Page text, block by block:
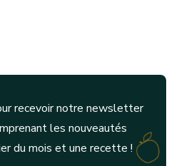
recevoir notre newsletter
les nouveautés
du mois et une recette !